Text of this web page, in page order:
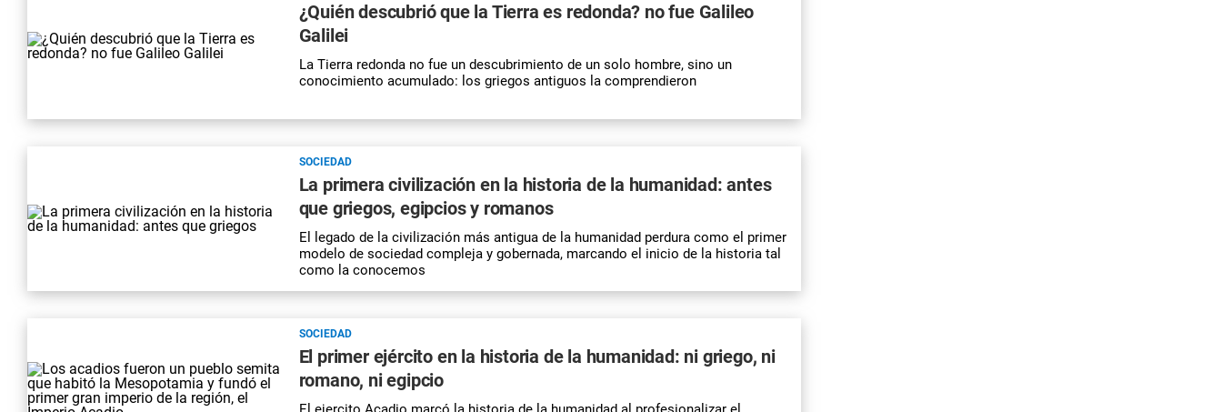
¿Quién descubrió que la Tierra es redonda? no fue Galileo
Galilei
La Tierra redonda no fue un descubrimiento de un solo hombre, sino un
conocimiento acumulado: los griegos antiguos la comprendieron
SOCIEDAD
La primera civilización en la historia de la humanidad: antes
que griegos, egipcios y romanos
El legado de la civilización más antigua de la humanidad perdura como el primer
modelo de sociedad compleja y gobernada, marcando el inicio de la historia tal
como la conocemos
SOCIEDAD
El primer ejército en la historia de la humanidad: ni griego, ni
romano, ni egipcio